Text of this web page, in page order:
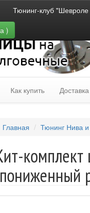
Тюнинг-клуб
)
Как купить Доставка
Главная Тюнинг Нива